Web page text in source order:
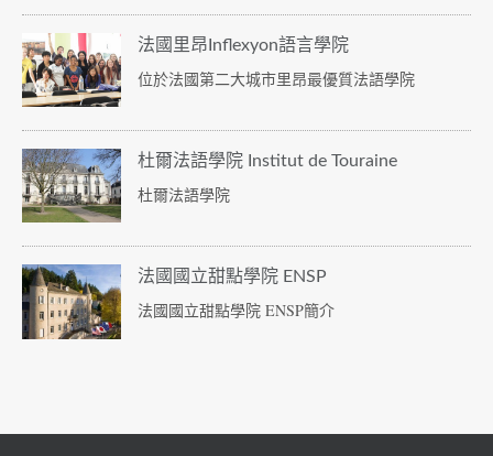
法國里昂Inflexyon語言學院
位於法國第二大城市里昂最優質法語學院
杜爾法語學院 Institut de Touraine
杜爾法語學院
法國國立甜點學院 ENSP
法國國立甜點學院 ENSP簡介